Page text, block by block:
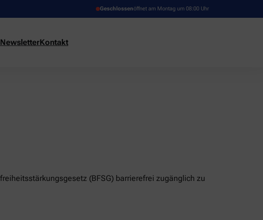
Geschlossenöffnet am Montag um 08:00 Uhr
NewsletterKontakt
(BFSG) barrierefrei zugänglich zu